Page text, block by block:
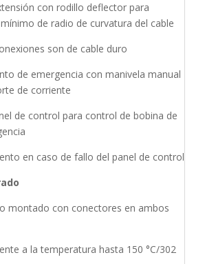
con rodillo deflector para
de radio de curvatura del cable
son de cable duro
de emergencia con manivela manual
de corriente
de control para control de bobina de
en caso de fallo del panel de control
montado con conectores en ambos
a la temperatura hasta 150 °C/302